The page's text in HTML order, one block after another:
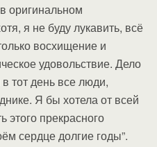
оригинальном
я не буду лукавить, всё
восхищение и
удовольствие. Дело
тот день все люди,
Я бы хотела от всей
этого прекрасного
сердце долгие годы”.